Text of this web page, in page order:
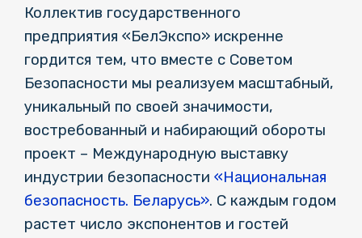
Коллектив государственного
предприятия «БелЭкспо» искренне
гордится тем, что вместе с Советом
Безопасности мы реализуем масштабный,
уникальный по своей значимости,
востребованный и набирающий обороты
проект – Международную выставку
индустрии безопасности «Национальная
безопасность. Беларусь». С каждым годом
растет число экспонентов и гостей